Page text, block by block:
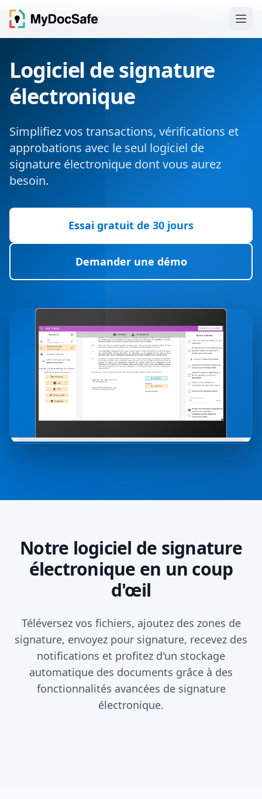
Logiciel de signature
électronique
Simplifiez vos transactions, vérifications et
approbations avec le seul logiciel de
signature électronique dont vous aurez
besoin.
Essai gratuit de 30 jours
Demander une démo
Notre logiciel de signature
électronique en un coup
d'œil
Téléversez vos fichiers, ajoutez des zones de
signature, envoyez pour signature, recevez des
notifications et profitez d'un stockage
automatique des documents grâce à des
fonctionnalités avancées de signature
électronique.